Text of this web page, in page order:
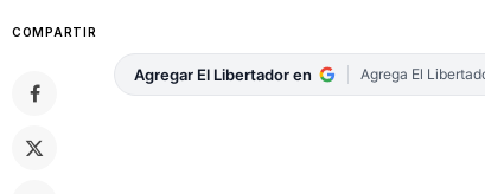
COMPARTIR
Agregar El Libertador en Agrega El